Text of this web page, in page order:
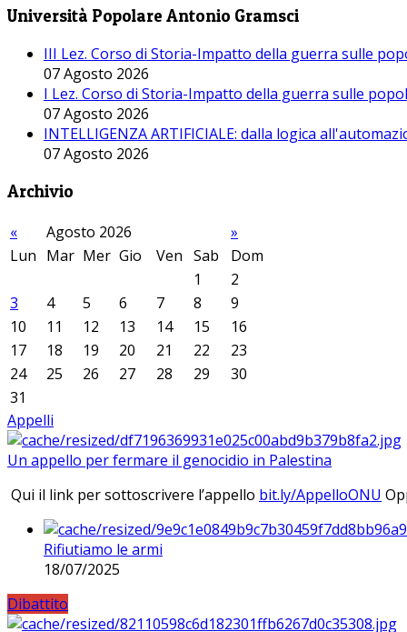
Università Popolare Antonio Gramsci
III Lez. Corso di Storia-Impatto della guerra sulle
07 Agosto 2026
I Lez. Corso di Storia-Impatto della guerra sulle
07 Agosto 2026
INTELLIGENZA ARTIFICIALE: dalla logica
07 Agosto 2026
Archivio
« Agosto 2026
»
Lun Mar Mer Gio Ven Sab
Dom
1
2
3
4 5 6 7 8
9
10
11 12 13 14 15
16
17
18 19 20 21 22
23
24
25 26 27 28 29
30
31
Appelli
Un appello per fermare il genocidio in Palestina
Qui il link per sottoscrivere l’appello bit.ly/AppelloONU
Rifiutiamo le armi
18/07/2025
Dibattito